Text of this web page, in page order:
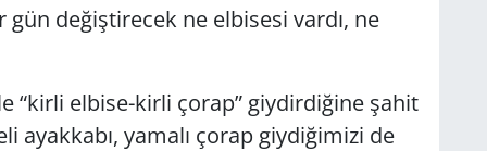
değiştirecek ne elbisesi vardı, ne
“kirli elbise-kirli çorap” giydirdiğine şahit
ayakkabı, yamalı çorap giydiğimizi de